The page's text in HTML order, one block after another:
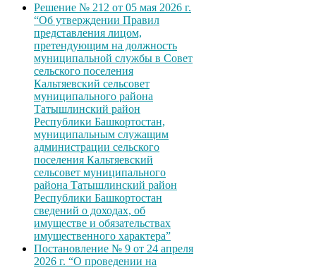
Решение № 212 от 05 мая 2026 г.
“Об утверждении Правил
представления лицом,
претендующим на должность
муниципальной службы в Совет
сельского поселения
Кальтяевский сельсовет
муниципального района
Татышлинский район
Республики Башкортостан,
муниципальным служащим
администрации сельского
поселения Кальтяевский
сельсовет муниципального
района Татышлинский район
Республики Башкортостан
сведений о доходах, об
имуществе и обязательствах
имущественного характера”
Постановление № 9 от 24 апреля
2026 г. “О проведении на